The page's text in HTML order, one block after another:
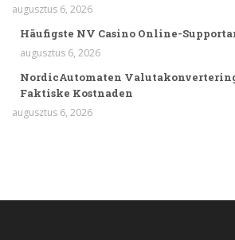
augusztus 6, 2026
Häufigste NV Casino Online-
augusztus 6, 2026
NordicAutomaten
Faktiske Kostnaden
augusztus 6, 2026